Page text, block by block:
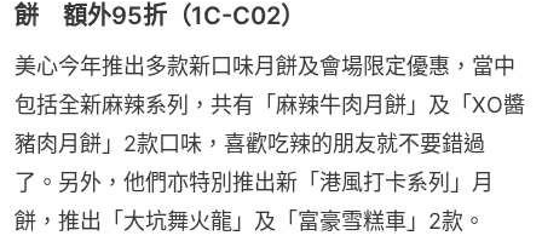
餅 額外95折（1C-C02）
美心今年推出多款新口味月餅及會場限定優惠，當中
包括全新麻辣系列，共有「麻辣牛肉月餅」及「XO醬
豬肉月餅」2款口味，喜歡吃辣的朋友就不要錯過
了。另外，他們亦特別推出新「港風打卡系列」月
餅，推出「大坑舞火龍」及「富豪雪糕車」2款。